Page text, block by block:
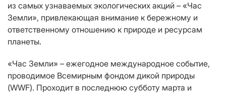
из самых узнаваемых экологических акций – «Час
Земли», привлекающая внимание к бережному и
ответственному отношению к природе и ресурсам
планеты.
«Час Земли» – ежегодное международное событие,
проводимое Всемирным фондом дикой природы
(WWF). Проходит в последнюю субботу марта и